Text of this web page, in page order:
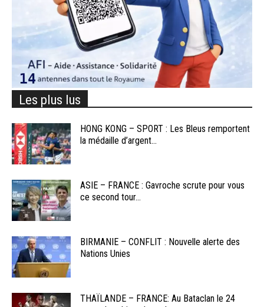
Les plus lus
HONG KONG – SPORT : Les Bleus remportent
la médaille d’argent...
ASIE – FRANCE : Gavroche scrute pour vous
ce second tour...
BIRMANIE – CONFLIT : Nouvelle alerte des
Nations Unies
THAÏLANDE – FRANCE: Au Bataclan le 24